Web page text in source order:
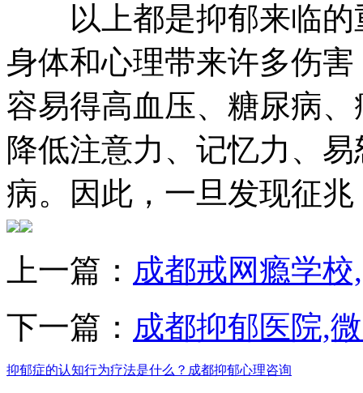
以上都是抑郁来临的
身体和心理带来许多伤
容易得高血压、糖尿病
降低注意力、记忆力、
病。因此，一旦发现征
上一篇： 成都戒网瘾学
下一篇： 成都抑郁医院,
抑郁症的认知行为疗法是什么？成都抑郁心理咨询